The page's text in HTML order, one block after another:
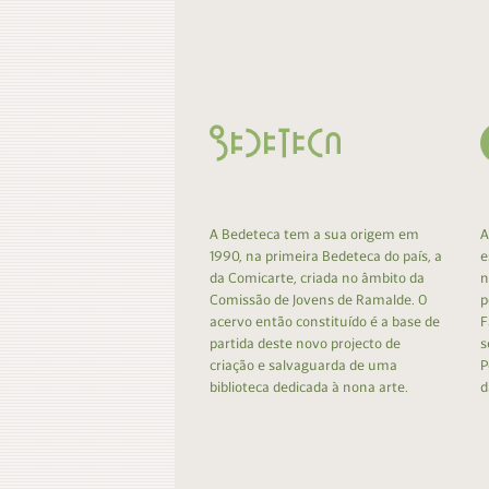
A Bedeteca tem a sua origem em
1990, na primeira Bedeteca do país, a
da Comicarte, criada no âmbito da
Comissão de Jovens de Ramalde. O
acervo então constituído é a base de
partida deste novo projecto de
criação e salvaguarda de uma
biblioteca dedicada à nona arte.